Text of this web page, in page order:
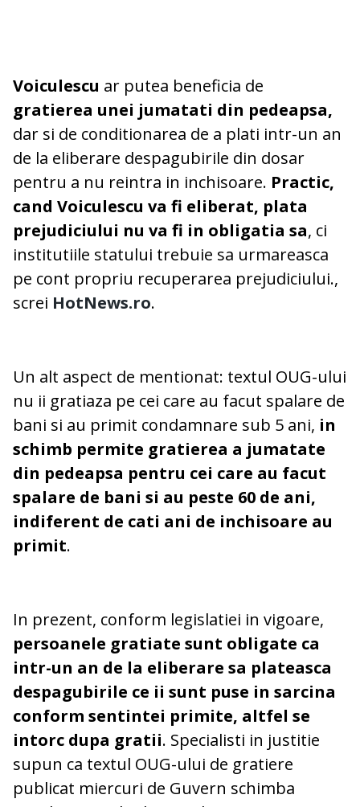
Voiculescu ar putea beneficia de
gratierea unei jumatati din pedeapsa,
dar si de conditionarea de a plati intr-un an
de la eliberare despagubirile din dosar
pentru a nu reintra in inchisoare. Practic,
cand Voiculescu va fi eliberat, plata
prejudiciului nu va fi in obligatia sa, ci
institutiile statului trebuie sa urmareasca
pe cont propriu recuperarea prejudiciului.,
screi HotNews.ro.
Un alt aspect de mentionat: textul OUG-ului
nu ii gratiaza pe cei care au facut spalare de
bani si au primit condamnare sub 5 ani, in
schimb permite gratierea a jumatate
din pedeapsa pentru cei care au facut
spalare de bani si au peste 60 de ani,
indiferent de cati ani de inchisoare au
primit.
In prezent, conform legislatiei in vigoare,
persoanele gratiate sunt obligate ca
intr-un an de la eliberare sa plateasca
despagubirile ce ii sunt puse in sarcina
conform sentintei primite, altfel se
intorc dupa gratii. Specialisti in justitie
supun ca textul OUG-ului de gratiere
publicat miercuri de Guvern schimba